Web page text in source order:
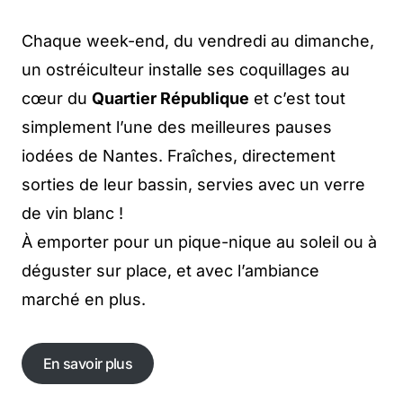
Chaque week-end, du vendredi au dimanche,
un ostréiculteur installe ses coquillages au
cœur du Quartier République et c’est tout
simplement l’une des meilleures pauses
iodées de Nantes. Fraîches, directement
sorties de leur bassin, servies avec un verre
de vin blanc !
À emporter pour un pique-nique au soleil ou à
déguster sur place, et avec l’ambiance
marché en plus.
En savoir plus
En savoir plus